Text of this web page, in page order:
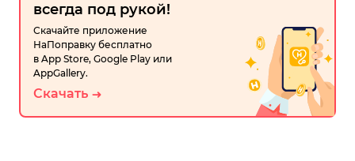
всегда под рукой!
Скачайте приложение
НаПоправку бесплатно
в App Store, Google Play или
AppGallery.
Скачать